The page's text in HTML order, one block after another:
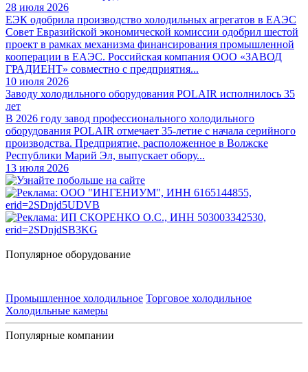
28 июля 2026
ЕЭК одобрила производство холодильных агрегатов в ЕАЭС
Совет Евразийской экономической комиссии одобрил шестой
проект в рамках механизма финансирования промышленной
кооперации в ЕАЭС. Российская компания ООО «ЗАВОД
ГРАДИЕНТ» совместно с предприятия...
10 июля 2026
Заводу холодильного оборудования POLAIR исполнилось 35
лет
В 2026 году завод профессионального холодильного
оборудования POLAIR отмечает 35-летие с начала серийного
производства. Предприятие, расположенное в Волжске
Республики Марий Эл, выпускает обору...
13 июля 2026
Популярное оборудование
Промышленное холодильное Торговое холодильное
Холодильные камеры
Популярные компании